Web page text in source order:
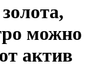
можно
актив